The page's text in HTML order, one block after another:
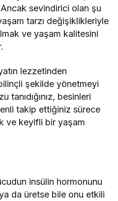
sevindirici olan şu
tarzı değişiklikleriyle
ve yaşam kalitesini
lezzetinden
şekilde yönetmeyi
tanıdığınız, besinleri
takip ettiğiniz sürece
ve keyifli bir yaşam
insülin hormonunu
da üretse bile onu etkili